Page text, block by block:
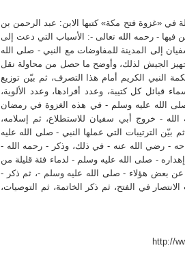
«غزوة فتح مكة» كتبها الابن: عبد الرحمن بن
- رحمه الله تعالى -: الأسباب التي دعت إلى
إلى المدينة للمفاوضات مع النبي - صلى الله
الجيش لذلك، وأوضح ما حصل من محاولة نقل
النبي الكريم أمام هذا التصرف، ثم بيّن توزيع
كل كتيبة، وعدد أفرادها، وعدد الألوية،
الله عليه وسلم - في هذه الغزوة في رمضان
- خروج أبي سفيان للاستطلاع، ثم إسلامه،
الترتيبات التي عملها النبي - صلى الله عليه
- رضي الله عنه - في ذلك، وذكر - رحمه الله -
- صلى الله عليه وسلم - لدماء فئة قليلة من
عن بعض هؤلاء - صلى الله عليه وسلم -، ثم ذكر -
في الفتح، ثم ذكر الخاتمة، ثم التوصيات،